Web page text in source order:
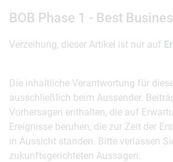
BOB Phase 1 - Best
Verzeihung, dieser Artikel ist nur auf
Die inhaltliche Verantwortung für
ausschließlich beim Aussender.
Vorhersagen enthalten, die auf
Ereignisse beruhen, die zur Zeit der
in Aussicht standen. Bitte verlassen
zukunftsgerichteten Aussagen.